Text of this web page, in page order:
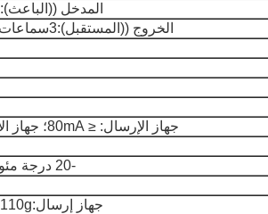
المدخل ((الباعث):3ميكروفون 5 ملم
الخروج ((المستقبل):3سماعات رأس بقيمة 5 ملم
جهاز الإرسال: ≤ 80mA؛ جهاز الاستقبال: ≤ 50mA؛
-20 درجة مئوية+70 درجة مئوية
جهاز إرسال:110g ((شمل البطارية) ؛